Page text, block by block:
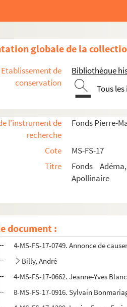
globale de la
Etablissement de
conservation
Bibliothèque
Tous
l'instrument de
recherche
Fonds Pierre-
Cote
MS-FS-17
Titre
Fonds
Apollinaire
document :
en vente
et rayonnement
4-MS-FS-17-1363. Amis de Guillaume
Anniversaires de sa mort
Centenaire de sa naissance (1980)
Conférences
Expositions
Hommages et souvenirs
4-MS-FS-17-0581. Aurel.
4-MS-FS-17-1295. Les réverbères.
4-MS-FS-17-0749. Annonce de
Billy, André
4-MS-FS-17-0662. Jeanne-Yves
8-MS-FS-17-0916. Sylvain